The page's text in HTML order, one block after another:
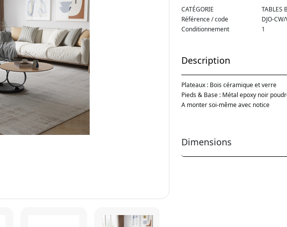
CATÉGORIE
TABLES
Référence / code
DJO-CW/
Conditionnement
1
Description
Plateaux : Bois céramique et verre
Pieds & Base : Métal epoxy noir
A monter soi-même avec notice
Dimensions